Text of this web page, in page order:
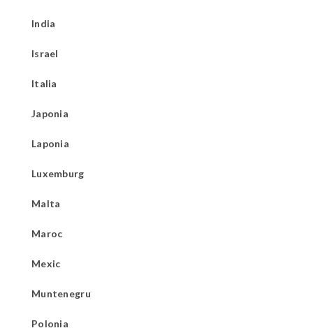
India
Israel
Italia
Japonia
Laponia
Luxemburg
Malta
Maroc
Mexic
Muntenegru
Polonia